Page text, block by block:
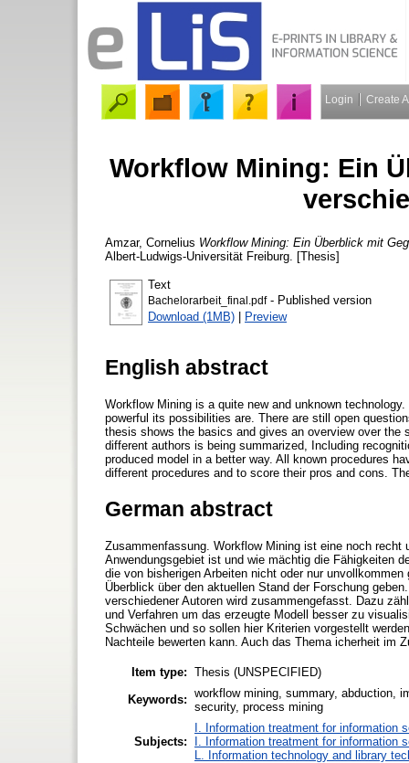
Login Create
Workflow Mining: Ein
Amzar, Cornelius Workflow Mining: Ein Überblick mit
Albert-Ludwigs-Universität Freiburg. [Thesis]
Text
Bachelorarbeit_final.pdf- Published version
Download (1MB) | Preview
English abstract
Workflow Mining is a quite new and unknown
powerful its possibilities are. There are still open
thesis shows the basics and gives an overview over
different authors is being summarized, Including
produced model in a better way. All known procedures
different procedures and to score their pros and cons.
German abstract
Zusammenfassung. Workflow Mining ist eine noch
Anwendungsgebiet ist und wie mächtig die Fähigkeiten
die von bisherigen Arbeiten nicht oder nur
Überblick über den aktuellen Stand der Forschung
verschiedener Autoren wird zusammengefasst. Dazu
und Verfahren um das erzeugte Modell besser zu
Schwächen und so sollen hier Kriterien vorgestellt
Nachteile bewerten kann. Auch das Thema icherheit im
Item type: Thesis (UNSPECIFIED)
Keywords: workflow mining, summary, abduction,
security, process mining
Subjects:
I. Information treatment for information
I. Information treatment for information
L. Information technology and library